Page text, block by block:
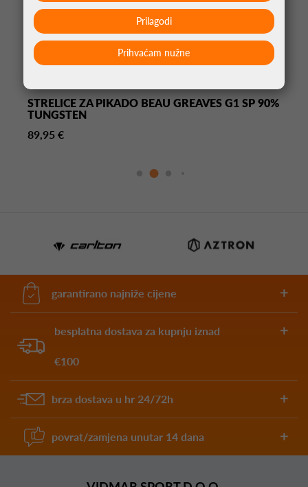
STRELICE ZA PIKADO BEAU GREAVES G1 SP 90%
TUNGSTEN
89,95 €
garantirano najniže cijene
besplatna dostava za kupnju iznad
€100
brza dostava u hr 24/72h
povrat/zamjena unutar 14 dana
Prihvaćam nužne
Prilagodi